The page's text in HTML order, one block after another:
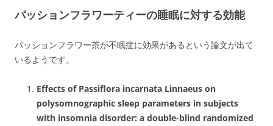
パッションフラワーティーの睡眠に対する効能
パッションフラワー茶が不眠症に効果があるという論文が出て
いるようです。
Effects of Passiflora incarnata Linnaeus on
polysomnographic sleep parameters in subjects
with insomnia disorder: a double-blind randomized